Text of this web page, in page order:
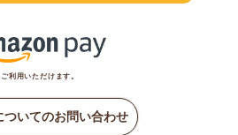
ご利用いただけます。
ついてのお問い合わせ